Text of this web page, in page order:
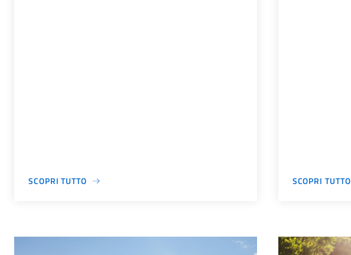
SCOPRI TUTTO SCOPRI TUTTO